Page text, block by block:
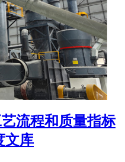
流程和质量指标
文库